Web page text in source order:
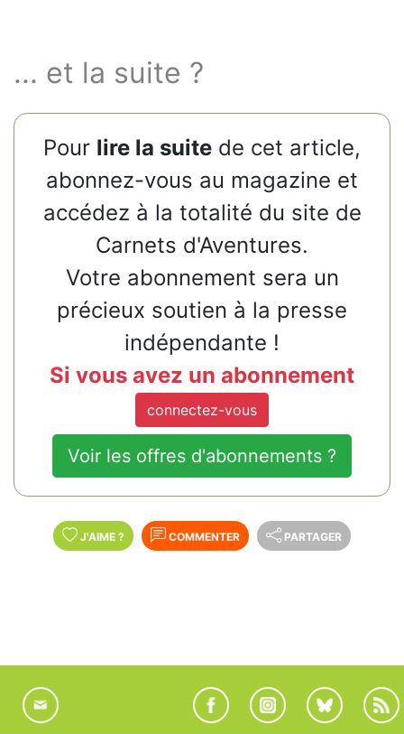
... et la suite ?
Pour lire la suite de cet article,
abonnez-vous au magazine et
accédez à la totalité du site de
Carnets d'Aventures.
Votre abonnement sera un
précieux soutien à la presse
indépendante !
Si vous avez un abonnement
connectez-vous
Voir les offres d'abonnements ?
J'AIME ? COMMENTER PARTAGER